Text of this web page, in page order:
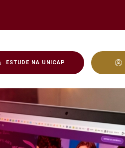
ESTUDE NA UNICAP